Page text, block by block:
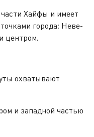
Хайфы и имеет
города: Неве-
центром.
охватывают
и западной частью